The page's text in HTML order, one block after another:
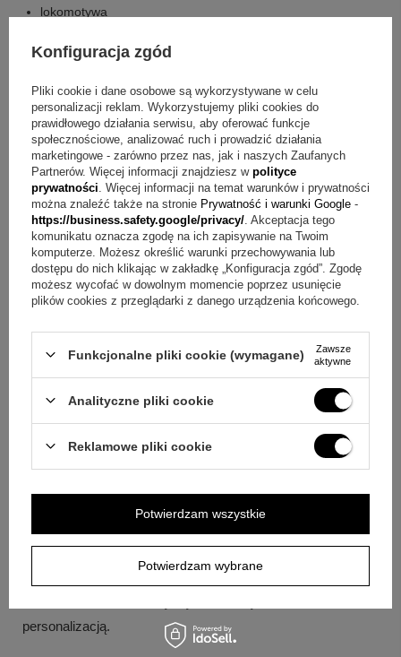
+5
Zobacz więcej
lokomotywa
znaków na każdym, uwzględniając techniczne możliwości)
tabliczka z dowolną dedykacją, grafiką lub zdjęciem.
Masz pytania? Sprawdź odpowiedzi
Pytanie:Jakie pamiątki można w nim przechowywać?
Odpowiedź:Zestaw to puzderka na pierwszy ząbek oraz
pierwszy pukiel włosów.
Pytanie:Jak wykonywany jest grawerunek?Odpowiedź:
Grawerunek wykonywany jest metodą laserową, opisaną
jako trwała i nieścieralna.
Pytanie:Gdzie umieszczana jest dedykacja? Odpowiedź:
lokomotywy oraz dwóch wagoników.
Czy w komplecie jest miejsce na dodatkową treść
Tak, zestaw jest w pudełku z
tabliczkę z dedykacją, grafiką lub zdjęciem.
Pytanie:Czy to dobry wybór na chrzest lub roczek?
Tak, produkt jest opisany jako propozycja na
personalizacją.
Konfiguracja zgód
Pliki cookie i dane osobowe są wykorzystywane w celu
personalizacji reklam. Wykorzystujemy pliki cookies do
prawidłowego działania serwisu, aby oferować funkcje
społecznościowe, analizować ruch i prowadzić działania
marketingowe - zarówno przez nas, jak i naszych Zaufanych
Partnerów. Więcej informacji znajdziesz w polityce
prywatności . Więcej informacji na temat warunków i prywatności
można znaleźć także na stronie Prywatność i warunki Google -
https://business.safety.google/privacy/ . Akceptacja tego
komunikatu oznacza zgodę na ich zapisywanie na Twoim
komputerze. Możesz określić warunki przechowywania lub
dostępu do nich klikając w zakładkę „Konfiguracja zgód”. Zgodę
możesz wycofać w dowolnym momencie poprzez usunięcie
plików cookies z przeglądarki z danego urządzenia końcowego.
Funkcjonalne pliki cookie (wymagane)
Zawsze
aktywne
Analityczne pliki cookie
Reklamowe pliki cookie
Potwierdzam wybrane
Potwierdzam wszystkie